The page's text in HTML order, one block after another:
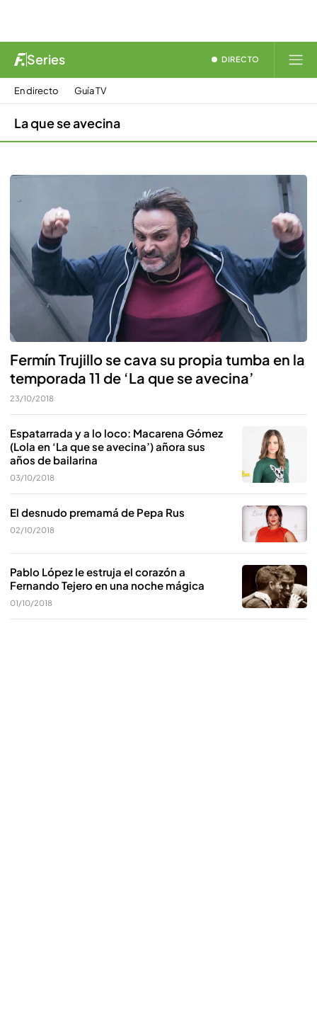
Series DIRECTO
En directo Guía TV
La que se avecina
Fermín Trujillo se cava su propia tumba en la
temporada 11 de ‘La que se avecina’
23/10/2018
Espatarrada y a lo loco: Macarena Gómez
(Lola en ‘La que se avecina’) añora sus
años de bailarina
03/10/2018
El desnudo premamá de Pepa Rus
02/10/2018
Pablo López le estruja el corazón a
Fernando Tejero en una noche mágica
01/10/2018